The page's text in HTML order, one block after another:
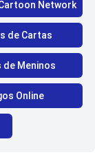
Network
de Cartas
de Meninos
Online